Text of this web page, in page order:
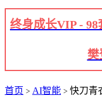
终身成长VIP -
樊
首页 > AI智能 > 快刀青